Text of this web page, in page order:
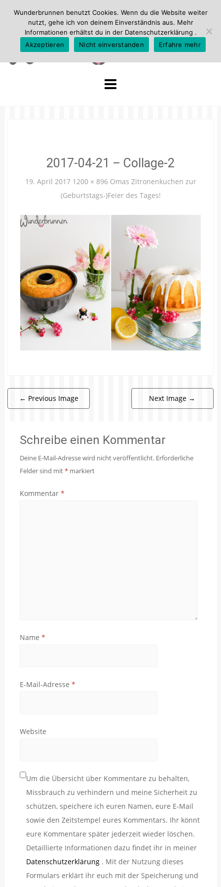
2017-04-21 – Collage-2
19. April 2017 1200 × 896 Omas Zitronenkuchen zur
(Geburtstags-)Feier des Tages!
← Previous Image Next Image →
Schreibe einen Kommentar
Deine E-Mail-Adresse wird nicht veröffentlicht. Erforderliche
Felder sind mit* markiert
Kommentar *
Name *
E-Mail-Adresse *
Website
Um die Übersicht über Kommentare zu behalten,
Missbrauch zu verhindern und meine Sicherheit zu
schützen, speichere ich euren Namen, eure E-Mail
sowie den Zeitstempel eures Kommentars. Ihr könnt
eure Kommentare später jederzeit wieder löschen.
Detaillierte Informationen dazu findet ihr in meiner
Datenschutzerklärung . Mit der Nutzung dieses
Formulars erklärt ihr euch mit der Speicherung und
Wunderbrunnen benutzt Cookies. Wenn du die Website weiter
nutzt, gehe ich von deinem Einverständnis aus. Mehr
Informationen erhältst du in der Datenschutzerklärung .
Akzeptieren
Nicht einverstanden Erfahre mehr